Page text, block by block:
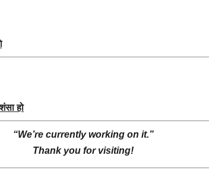
हो
“We’re currently working on it.”
Thank you for visiting!